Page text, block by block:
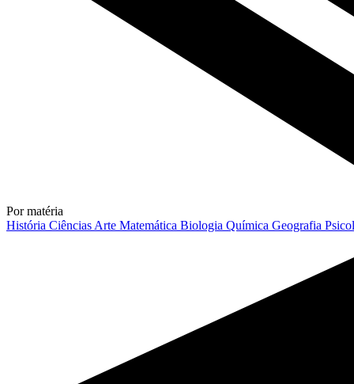
Por matéria
História Ciências Arte Matemática Biologia Química Geografia